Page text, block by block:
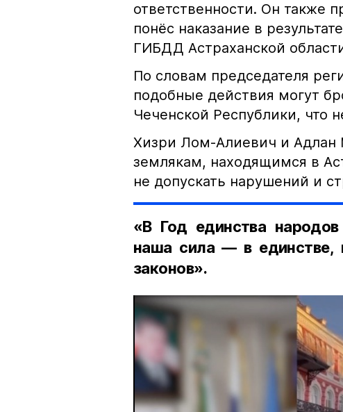
ответственности. Он также
понёс наказание в
ГИБДД Астраханской
По словам председателя
подобные действия могут
Чеченской Республики, что
Хизри Лом-Алиевич и Адлан
землякам, находящимся в
не допускать нарушений и
«В Год единства
наша сила — в единстве,
законов».